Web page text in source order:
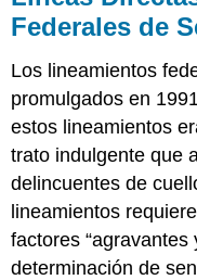
Federales de
Los lineamientos
promulgados en
estos lineamientos
trato indulgente que
delincuentes de
lineamientos
factores “agravantes
determinación de